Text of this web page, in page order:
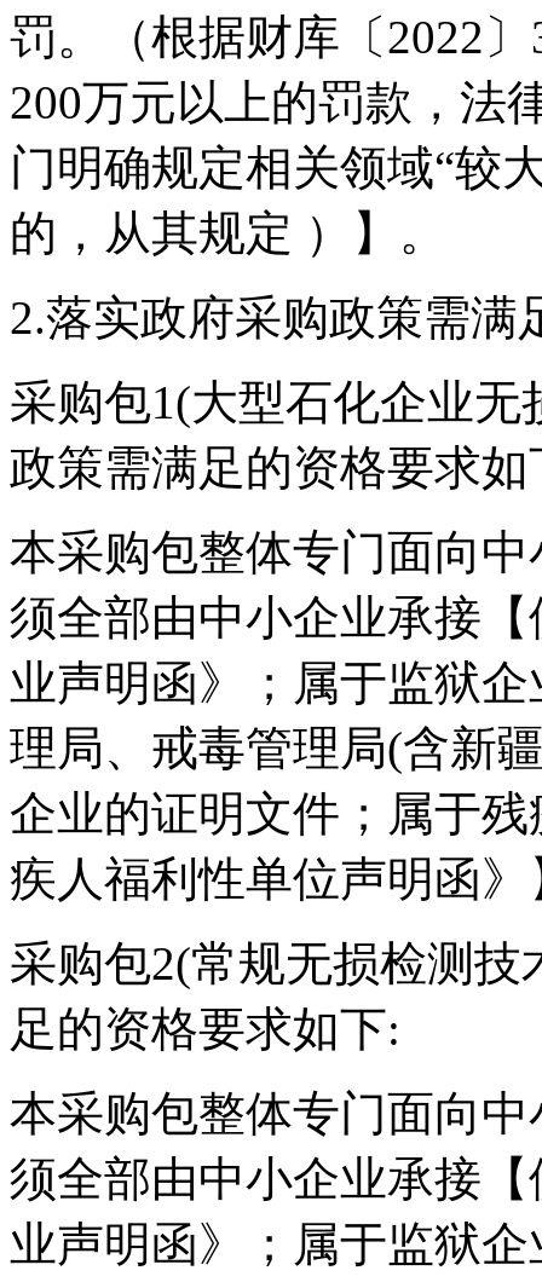
罚。（根据财库〔2022
200万元以上的罚款，法
门明确规定相关领域“较
的，从其规定 ）】。
2.落实政府采购政策需满
采购包1(大型石化企业
政策需满足的资格要求如
本采购包整体专门面向
须全部由中小企业承接
业声明函》；属于监狱
理局、戒毒管理局(含新
企业的证明文件；属于
疾人福利性单位声明函》
采购包2(常规无损检测
足的资格要求如下:
本采购包整体专门面向
须全部由中小企业承接
业声明函》；属于监狱